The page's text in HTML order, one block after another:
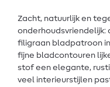
Zacht, natuurlijk en
filigraan bladpatroon
fijne bladcontouren
stof een elegante,
veel interieurstijlen